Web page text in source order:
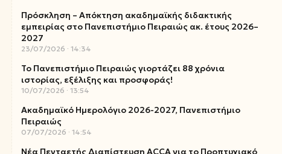
Πρόσκληση – Απόκτηση ακαδημαϊκής διδακτικής
εμπειρίας στο Πανεπιστήμιο Πειραιώς ακ. έτους 2026–
2027
23/07/2026 14:34
Το Πανεπιστήμιο Πειραιώς γιορτάζει 88 χρόνια
ιστορίας, εξέλιξης και προσφοράς!
10/07/2026 13:54
Ακαδημαϊκό Ημερολόγιο 2026-2027, Πανεπιστήμιο
Πειραιώς
07/07/2026 14:54
Νέα Πενταετής Διαπίστευση ACCA για το Προπτυχιακό